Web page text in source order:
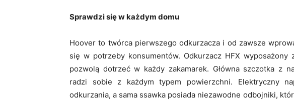
Sprawdzi się w każdym domu
Hoover to twórca pierwszego odkurzacza i od zawsze
się w potrzeby konsumentów. Odkurzacz HFX wyposażony
pozwolą dotrzeć w każdy zakamarek. Główna szczotka z
radzi sobie z każdym typem powierzchni. Elektryczny
odkurzania, a sama ssawka posiada niezawodne odbojniki,